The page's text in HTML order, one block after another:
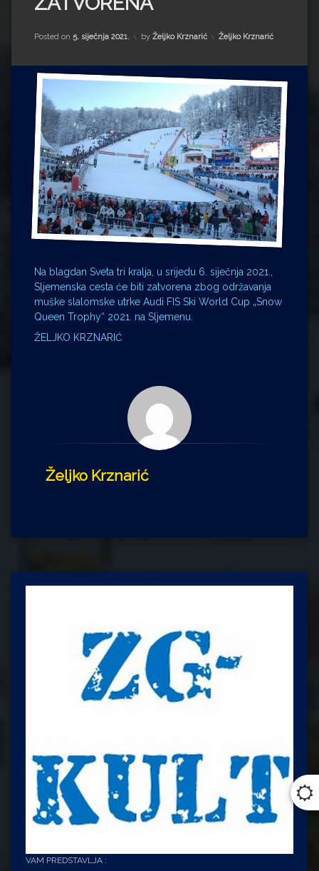
Impressum
Milenko Strižak
Drugi autori
Drugi autori
Matea Andrić
Ljiljana Lekanić-Kljaić
Željko Krznarić
Mario Lovreković
Miroslav Šantek
Posted on 5. siječnja 2021. by Željko Krznarić Kategorije:
Željko Krznarić
Na blagdan Sveta tri kralja, u srijedu 6. siječnja 2021.,
Sljemenska cesta će biti zatvorena zbog održavanja
muške slalomske utrke Audi FIS Ski World Cup „Snow
Queen Trophy“ 2021. na Sljemenu.
ŽELJKO KRZNARIĆ
Željko Krznarić
VAM PREDSTAVLJA :